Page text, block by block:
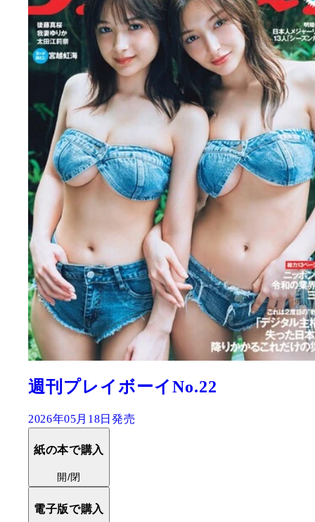
週刊プレイボーイNo.22
2026年05月18日発売
紙の本で購入
開/閉
電子版で購入